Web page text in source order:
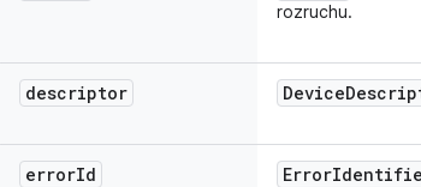
rozruchu.
descriptor Device
errorId Error